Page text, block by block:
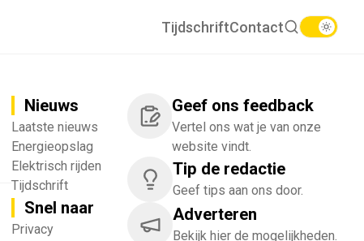
TijdschriftContact
Nieuws
Laatste nieuws
Energieopslag
Elektrisch rijden
Tijdschrift
Snel naar
Privacy
Geef ons feedback
Vertel ons wat je van onze
website vindt.
Tip de redactie
Geef tips aan ons door.
Adverteren
Bekijk hier de mogelijkheden.